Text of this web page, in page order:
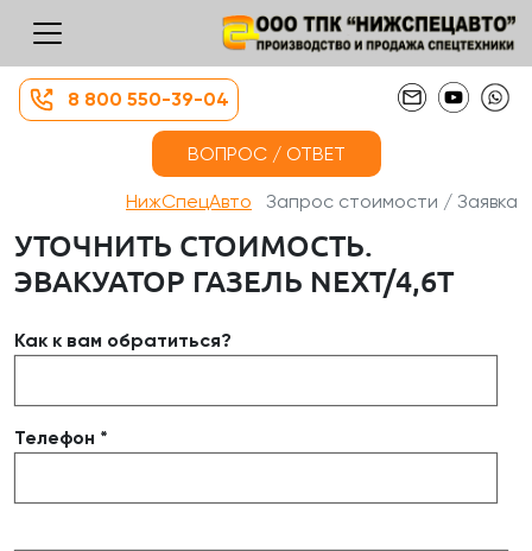
8 800 550-39-04
ВОПРОС / ОТВЕТ
НижСпецАвто Запрос стоимости / Заявка
УТОЧНИТЬ СТОИМОСТЬ.
ЭВАКУАТОР ГАЗЕЛЬ NEXT/4,6Т
Как к вам обратиться?
Телефон *